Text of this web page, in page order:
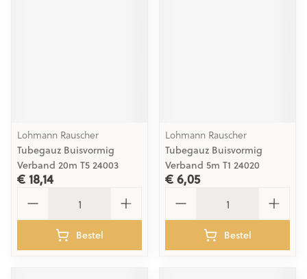
Lohmann Rauscher
Tubegauz Buisvormig
Verband 20m T5 24003
€ 18,14
Bestel
Lohmann Rauscher
Tubegauz Buisvormig
Verband 5m T1 24020
€ 6,05
Bestel